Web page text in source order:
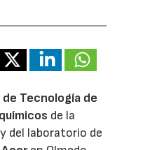
de Tecnología de
de la
del laboratorio de